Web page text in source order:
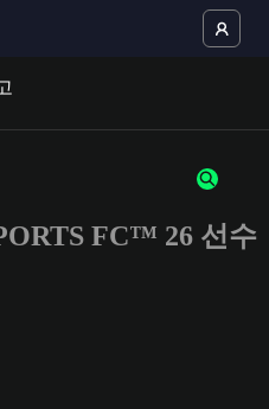
는 숫자를 입력하세요
FC™ 26 선수